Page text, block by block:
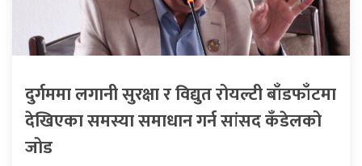
दुर्गममा लगानी सुरक्षा र विद्युत रोयल्टी बाँडफाँटमा
देखिएका समस्या समाधान गर्न सांसद कँडेलको
जोड